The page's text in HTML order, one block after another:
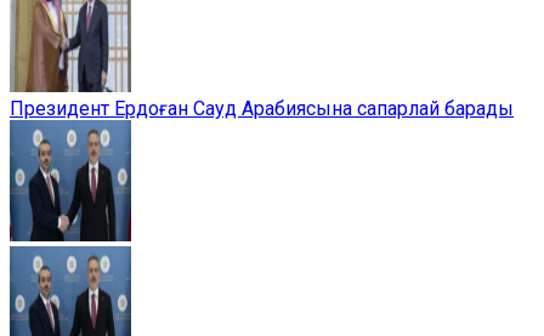
Президент Ердоған Сауд Арабиясына сапарлай барады